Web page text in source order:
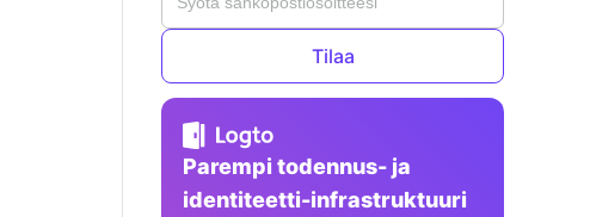
Tilaa
Parempi todennus- ja
identiteetti-infrastruktuuri